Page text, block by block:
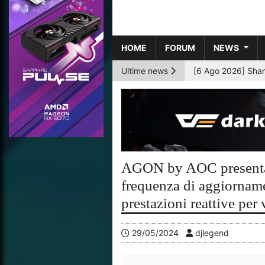
HOME FORUM NEWS
Ultime news
[6 Ago 2026]
AGON by AOC
frequenza di
prestazioni reattive per
29/05/2024 djlegend